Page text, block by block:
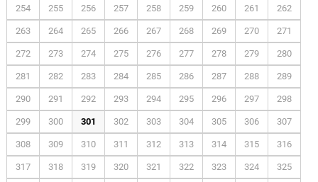
254 255 256 257 258 259 260 261 262
263 264 265 266 267 268 269 270 271
272 273 274 275 276 277 278 279 280
281 282 283 284 285 286 287 288 289
290 291 292 293 294 295 296 297 298
299 300 301 302 303 304 305 306 307
308 309 310 311 312 313 314 315 316
317 318 319 320 321 322 323 324 325